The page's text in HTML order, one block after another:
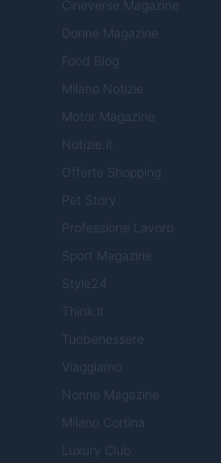
Cineverse Magazine
Donne Magazine
Food Blog
Milano Notizie
Motor Magazine
Notizie.it
Offerte Shopping
Pet Story
Professione Lavoro
Sport Magazine
Style24
Think.it
Tuobenessere
Viaggiamo
Nonne Magazine
Milano Cortina
Luxury Club